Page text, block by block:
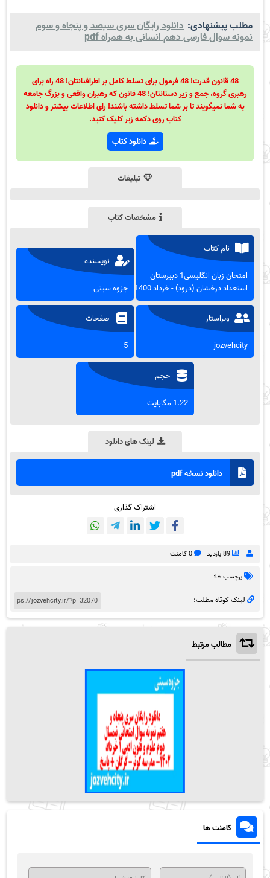
مطلب پیشنهادی: دانلود رایگان سری سیصد و پنجاه و سوم
نمونه سوال فارسی دهم انسانی به همراه pdf
48 قانون قدرت! 48 فرمول برای تسلط کامل بر اطرافیانتان! 48 راه برای
رهبری گروه، جمع و زیر دستانتان! 48 قانون که رهبران واقعی و بزرگ جامعه
به شما نمیگویند تا بر شما تسلط داشته باشند! رای اطلاعات بیشتر و دانلود
کتاب روی دکمه زیر کلیک کنید.
دانلود کتاب
تبلیغات
مشخصات کتاب
نام کتاب
امتحان زبان انگلیسی1 دبیرستان
استعداد درخشان (درود) - خرداد 1400
نویسنده
جزوه سیتی
ویراستار
jozvehcity
صفحات
5
حجم
1.22 مگابایت
لینک های دانلود
دانلود نسخه pdf
اشتراک گذاری
89 بازدید 0 کامنت
برچسب ها:
لینک کوتاه مطلب:
مطالب مرتبط
کامنت ها